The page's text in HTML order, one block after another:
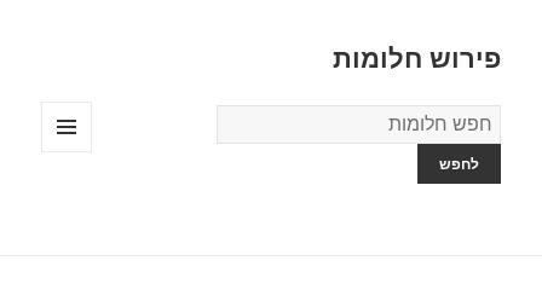
פירוש חלומות
מילון
החלומות